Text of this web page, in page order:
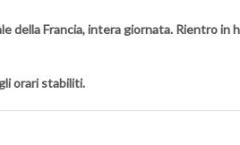
della Francia, intera giornata. Rientro
orari stabiliti.